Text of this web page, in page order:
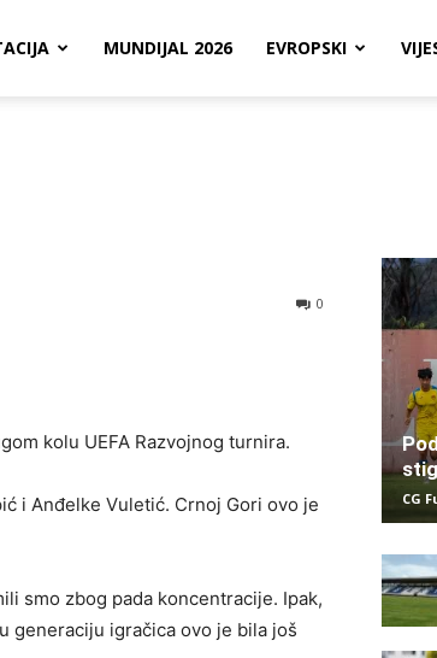
MUNDIJAL 2026 EVROPSKI
0
kolu UEFA Razvojnog turnira.
i Anđelke Vuletić. Crnoj Gori ovo je
smo zbog pada koncentracije. Ipak,
generaciju igračica ovo je bila još
CG